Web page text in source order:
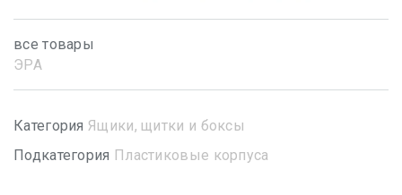
все товары
ЭРА
Категория Ящики, щитки и боксы
Подкатегория Пластиковые корпуса